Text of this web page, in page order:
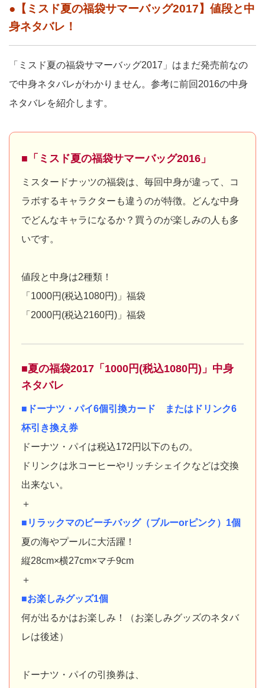
●【ミスド夏の福袋サマーバッグ2017】値段と中
身ネタバレ！
「ミスド夏の福袋サマーバッグ2017」はまだ発売前なの
で中身ネタバレがわかりません。参考に前回2016の中身
ネタバレを紹介します。
■「ミスド夏の福袋サマーバッグ2016」
ミスタードナッツの福袋は、毎回中身が違って、コ
ラボするキャラクターも違うのが特徴。どんな中身
でどんなキャラになるか？買うのが楽しみの人も多
いです。
値段と中身は2種類！
「1000円(税込1080円)」福袋
「2000円(税込2160円)」福袋
■夏の福袋2017「1000円(税込1080円)」中身
ネタバレ
■ドーナツ・パイ6個引換カード またはドリンク6
杯引き換え券
ドーナツ・パイは税込172円以下のもの。
ドリンクは氷コーヒーやリッチシェイクなどは交換
出来ない。
＋
■リラックマのビーチバッグ（ブルーorピンク）1個
夏の海やプールに大活躍！
縦28cm×横27cm×マチ9cm
＋
■お楽しみグッズ1個
何が出るかはお楽しみ！（お楽しみグッズのネタバ
レは後述）
ドーナツ・パイの引換券は、